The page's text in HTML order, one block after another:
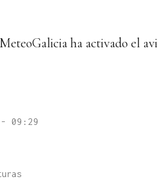
ha activado el
- 09:29